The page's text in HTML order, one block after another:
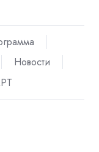
Новости